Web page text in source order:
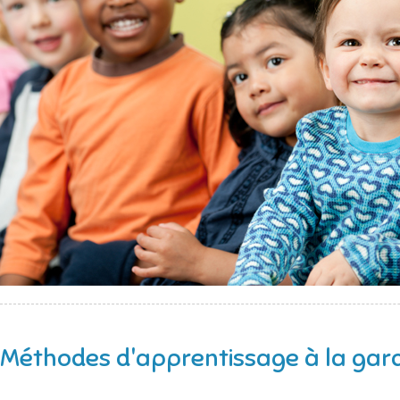
Méthodes d'apprentissage à la